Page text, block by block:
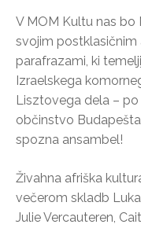
V MOM Kultu nas bo
svojim postklasičnim
parafrazami, ki
Izraelskega
Lisztovega dela – po
občinstvo
spozna ansambel!
Živahna afriška
večerom skladb
Julie Vercauteren,